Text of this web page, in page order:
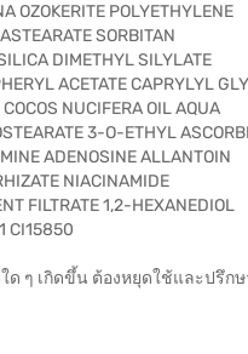
OZOKERITE POLYETHYLENE
SORBITAN
DIMETHYL SILYLATE
ACETATE CAPRYLYL
NUCIFERA OIL AQUA
3-O-ETHYL
ADENOSINE ALLANTOIN
NIACINAMIDE
FILTRATE 1,2-HEXANEDIOL
CI15850
ๆ เกิดขึ้น ต้องหยุดใช้และปรึก